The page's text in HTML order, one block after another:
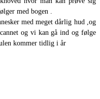
med bogen .
med meget dårlig hud ,og
og vi kan gå ind og følge
kommer tidlig i år